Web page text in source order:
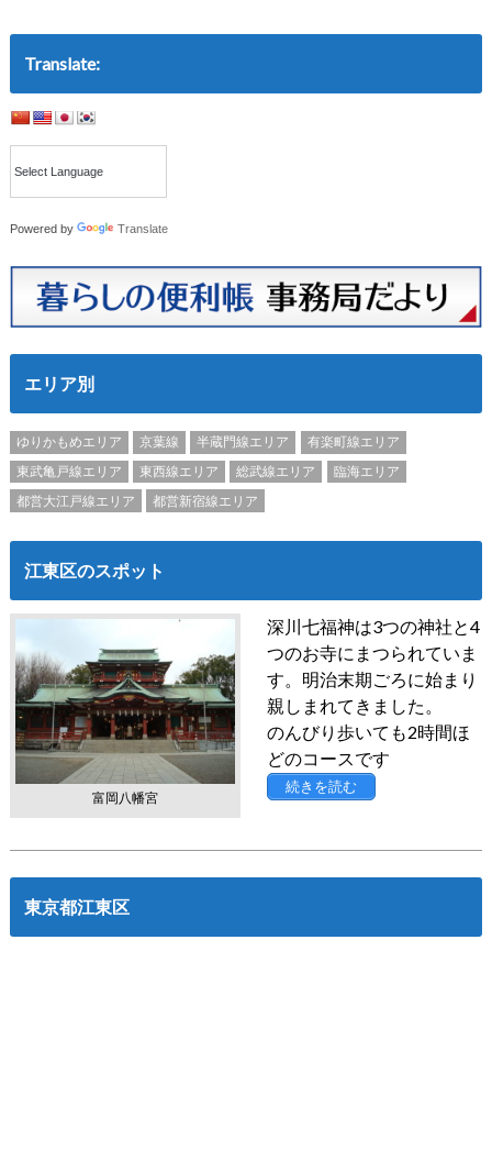
Translate:
Powered by Translate
エリア別
ゆりかもめエリア 京葉線 半蔵門線エリア
有楽町線エリア
東武亀戸線エリア
東西線エリア 総武線エリア
臨海エリア
都営大江戸線エリア
都営新宿線エリア
江東区のスポット
富岡八幡宮
深川七福神は3つの神社と4
つのお寺にまつられていま
す。明治末期ごろに始まり
親しまれてきました。
のんびり歩いても2時間ほ
どのコースです
続きを読む
東京都江東区